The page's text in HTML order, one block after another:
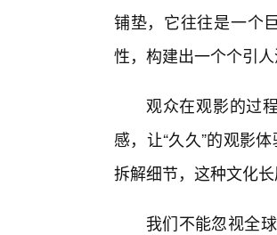
铺垫，它往往是一个
性，构建出一个个引人
观众在观影的过
感，让“久久”的观影
拆解细节，这种文化
我们不能忽视全